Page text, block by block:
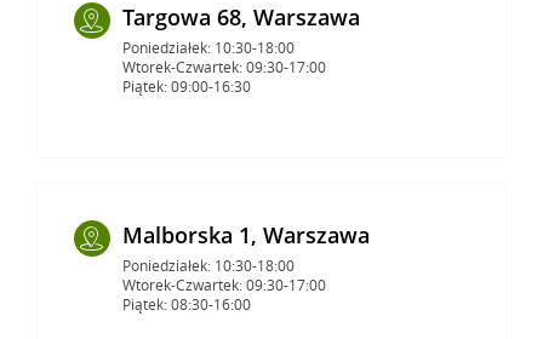
Targowa 68, Warszawa
Poniedziałek: 10:30-18:00
Wtorek-Czwartek: 09:30-17:00
Piątek: 09:00-16:30
Malborska 1, Warszawa
Poniedziałek: 10:30-18:00
Wtorek-Czwartek: 09:30-17:00
Piątek: 08:30-16:00